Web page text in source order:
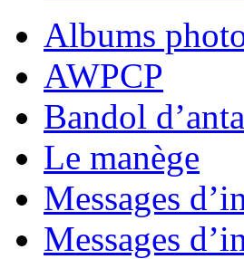
Albums
AWPCP
Bandol
Le manège
Messages
Messages